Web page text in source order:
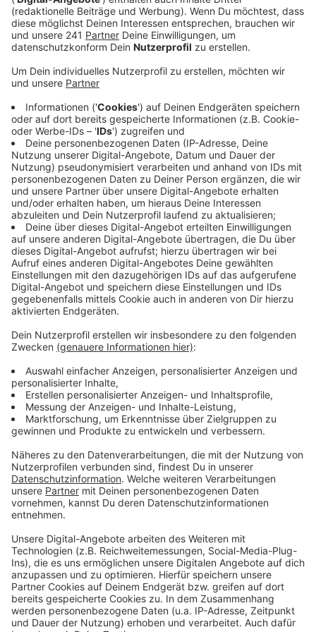
auf ehrenamtliche Wahlhelfer angewiesen.
Während die Suche nach ihnen in manchen
Kommunen schleppend läuft, sind andere sehr
Veröffentlicht:Montag, 21.07.2025 06:10
Anzeige
Ein großes Problem ist der Wahl-Termin: Weil die Wahl
nur zweieinhalb Wochen nach den Sommerferien
stattfindet, sind viele der Menschen, die sonst in den
Wahllokalen geholfen haben, noch im Urlaub. Dazu
kommt, dass die Kommunen nicht nur für den 14.
September selbst, sondern auch für eine mögliche
Stichwahl zwei Wochen später Wahlhelfende
brauchen.
Menschen zusammen, auch in Burscheid fehlen nur
100 Posten besetzt.
Bei der Wahl helfen können alle Menschen ab 16
Jahren. Wer Interesse hat, kann sich beim jeweiligen
Wahlamt melden. Es gibt auch ein sogenanntes
"Erfrischungsgeld", je nach Funktion und Kommune sind
das rund 50 Euro.
Anzeige
Anzeige